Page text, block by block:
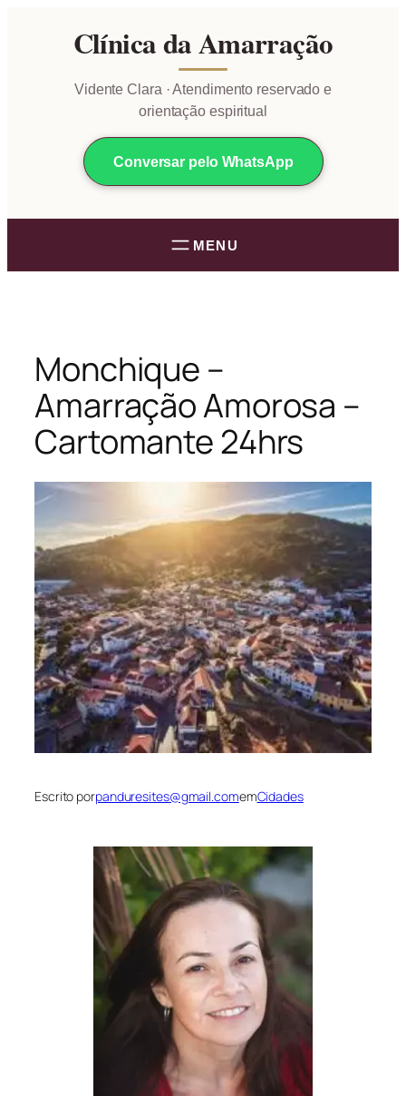
conteúdo
Clínica da Amarração
Vidente Clara · Atendimento reservado e
orientação espiritual
Conversar pelo WhatsApp
Monchique –
Amarração Amorosa –
Cartomante 24hrs
Escrito porpanduresites@gmail.comemCidades